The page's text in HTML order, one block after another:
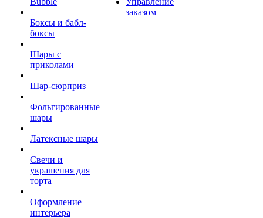
Боксы и бабл-
боксы
Шары с
приколами
Шар-сюрприз
Фольгированные
шары
Латексные шары
Свечи и
украшения для
торта
Оформление
интерьера
заказом